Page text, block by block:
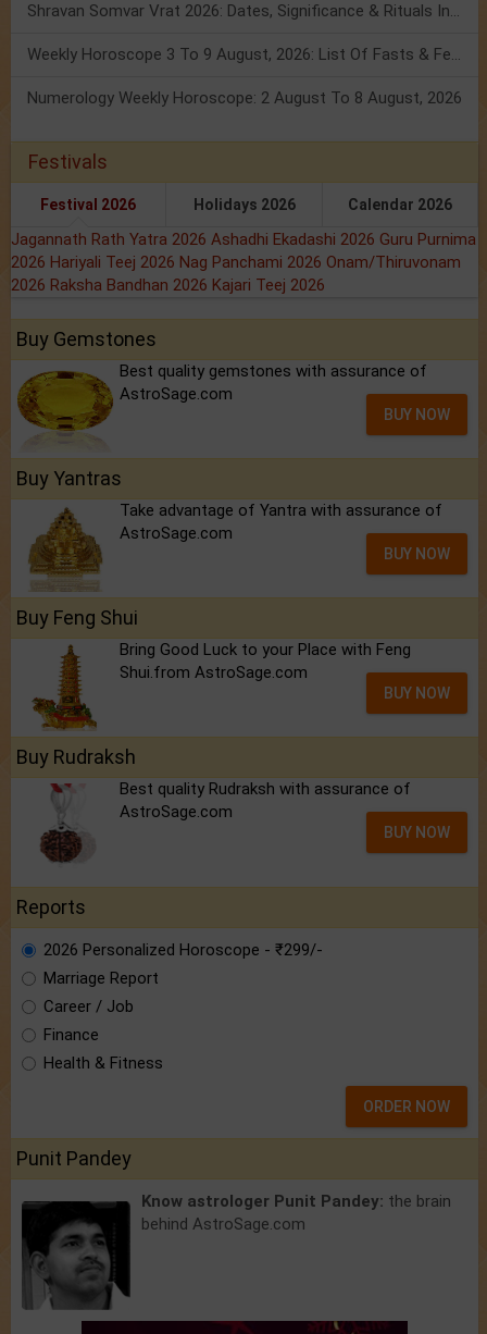
Shravan Somvar Vrat 2026: Dates, Significance & Rituals In August
Weekly Horoscope 3 To 9 August, 2026: List Of Fasts & Festivals
Numerology Weekly Horoscope: 2 August To 8 August, 2026
Festivals
Festival 2026 Holidays 2026 Calendar 2026
Jagannath Rath Yatra 2026 Ashadhi Ekadashi 2026 Guru Purnima
2026 Hariyali Teej 2026 Nag Panchami 2026 Onam/Thiruvonam
2026 Raksha Bandhan 2026 Kajari Teej 2026
Buy Gemstones
Best quality gemstones with assurance of
AstroSage.com
BUY NOW
Buy Yantras
Take advantage of Yantra with assurance of
AstroSage.com
BUY NOW
Buy Feng Shui
Bring Good Luck to your Place with Feng
Shui.from AstroSage.com
BUY NOW
Buy Rudraksh
Best quality Rudraksh with assurance of
AstroSage.com
BUY NOW
Reports
2026 Personalized Horoscope - ₹299/-
Marriage Report
Career / Job
Finance
Health & Fitness
ORDER NOW
Punit Pandey
Know astrologer Punit Pandey: the brain
behind AstroSage.com